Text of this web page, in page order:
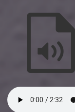
Audio file